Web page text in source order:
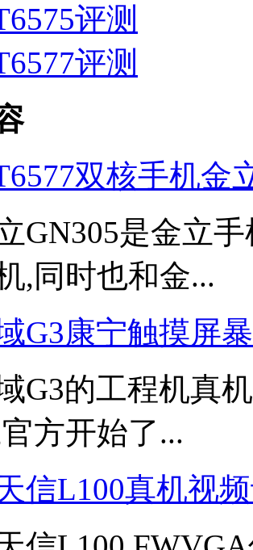
评测
评测
双核手机金
GN305是金立
,同时也和金...
G3康宁触摸屏
G3的工程机真
方开始了...
信L100真机视